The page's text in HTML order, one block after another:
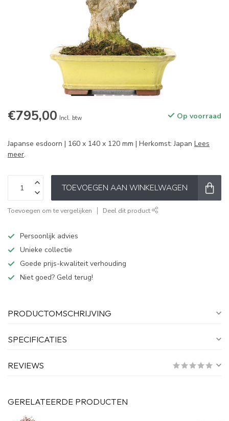
€795,00 Incl. btw Op voorraad
Japanse esdoorn | 160 x 140 x 120 mm | Herkomst: Japan Lees
meer.
TOEVOEGEN AAN WINKELWAGEN
Toevoegen om te vergelijken Deel dit product
Persoonlijk advies
Unieke collectie
Goede prijs-kwaliteit verhouding
Niet goed? Geld terug!
PRODUCTOMSCHRIJVING
SPECIFICATIES
REVIEWS
GERELATEERDE PRODUCTEN